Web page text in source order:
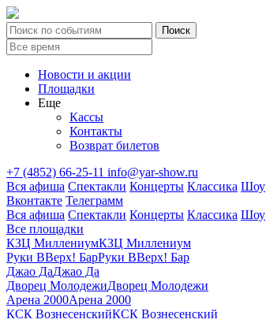
Новости и акции
Площадки
Еще
Кассы
Контакты
Возврат билетов
+7 (4852) 66-25-11 info@yar-show.ru
Вся афиша Спектакли Концерты Классика Шоу
Вконтакте Телеграмм
Вся афиша Спектакли Концерты Классика Шоу
Все площадки
КЗЦ МиллениумКЗЦ Миллениум
Руки ВВерх! БарРуки ВВерх! Бар
Джао ДаДжао Да
Дворец МолодежиДворец Молодежи
Арена 2000Арена 2000
КСК ВознесенскийКСК Вознесенский